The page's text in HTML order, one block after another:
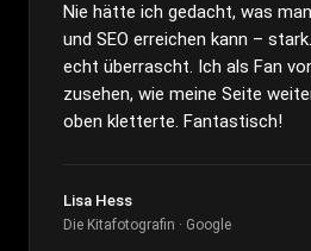
Nie hätte ich gedacht, was
und SEO erreichen kann –
echt überrascht. Ich als Fan
zusehen, wie meine Seite
oben kletterte. Fantastisch!
Lisa Hess
Die Kitafotografin · Google